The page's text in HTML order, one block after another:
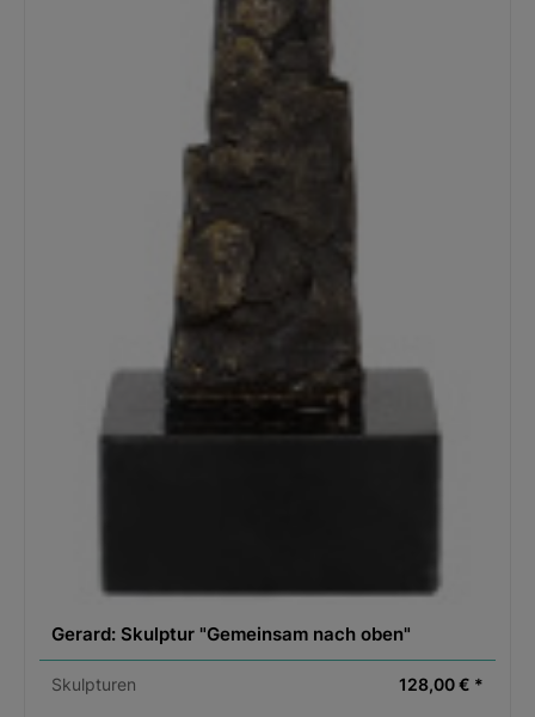
Gerard: Skulptur "Gemeinsam nach oben"
Skulpturen 128,00 € *